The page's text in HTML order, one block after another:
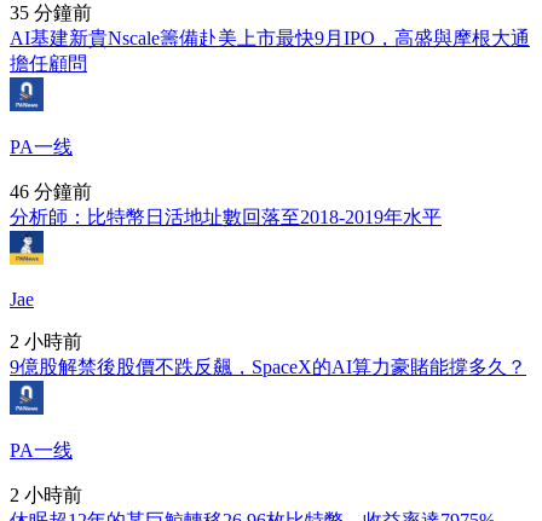
35 分鐘前
AI基建新貴Nscale籌備赴美上市最快9月IPO，高盛與摩根大通
擔任顧問
PA一线
46 分鐘前
分析師：比特幣日活地址數回落至2018-2019年水平
Jae
2 小時前
9億股解禁後股價不跌反飆，SpaceX的AI算力豪賭能撐多久？
PA一线
2 小時前